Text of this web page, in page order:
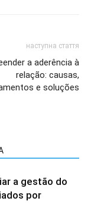
наступна стаття
a aderência à
relação: causas,
e soluções
a gestão do
por